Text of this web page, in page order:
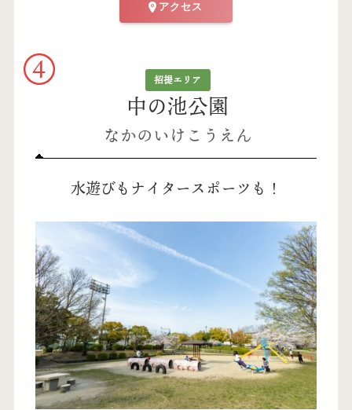
アクセス
招提エリア
中の池公園
なかのいけこうえん
水遊びもナイタースポーツも！